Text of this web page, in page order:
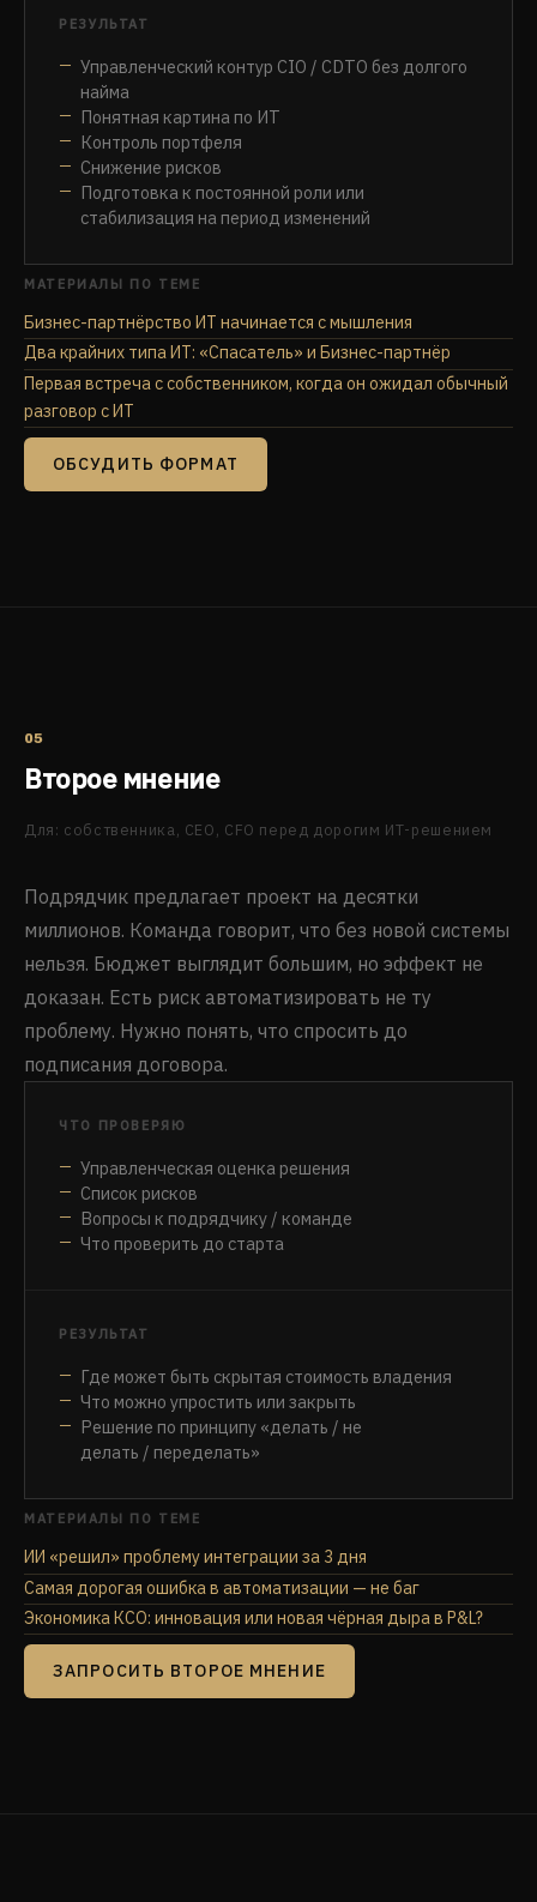
РЕЗУЛЬТАТ
Управленческий контур CIO / CDTO без долгого
найма
Понятная картина по ИТ
Контроль портфеля
Снижение рисков
Подготовка к постоянной роли или
стабилизация на период изменений
МАТЕРИАЛЫ ПО ТЕМЕ
Бизнес-партнёрство ИТ начинается с мышления
Два крайних типа ИТ: «Спасатель» и Бизнес-партнёр
Первая встреча с собственником, когда он ожидал обычный
разговор с ИТ
ОБСУДИТЬ ФОРМАТ
05
Второе мнение
Для: собственника, CEO, CFO перед дорогим ИТ-решением
Подрядчик предлагает проект на десятки
миллионов. Команда говорит, что без новой системы
нельзя. Бюджет выглядит большим, но эффект не
доказан. Есть риск автоматизировать не ту
проблему. Нужно понять, что спросить до
подписания договора.
ЧТО ПРОВЕРЯЮ
Управленческая оценка решения
Список рисков
Вопросы к подрядчику / команде
Что проверить до старта
РЕЗУЛЬТАТ
Где может быть скрытая стоимость владения
Что можно упростить или закрыть
Решение по принципу «делать / не
делать / переделать»
МАТЕРИАЛЫ ПО ТЕМЕ
ИИ «решил» проблему интеграции за 3 дня
Самая дорогая ошибка в автоматизации — не баг
Экономика КСО: инновация или новая чёрная дыра в P&L?
ЗАПРОСИТЬ ВТОРОЕ МНЕНИЕ